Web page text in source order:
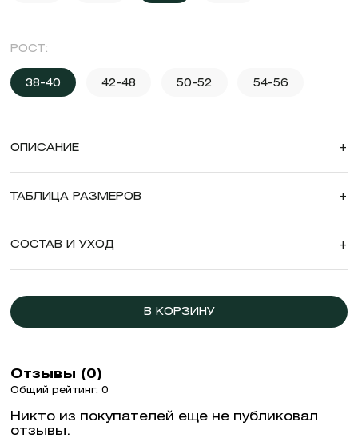
РОСТ:
38-40 42-48 50-52 54-56
ОПИСАНИЕ +
ТАБЛИЦА РАЗМЕРОВ +
СОСТАВ И УХОД +
В КОРЗИНУ
Отзывы (0)
Общий рейтинг: 0
Никто из покупателей еще не публиковал
отзывы.